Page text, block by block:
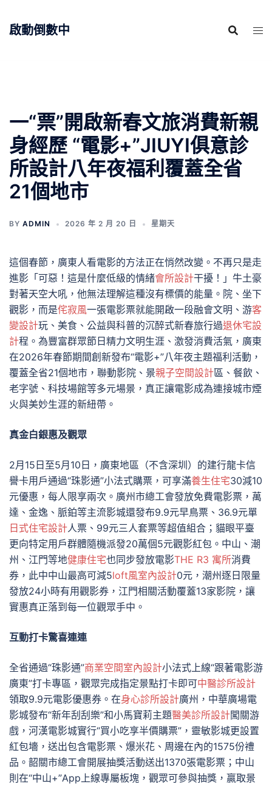
啟動倒數中
一“票”開啟新春文旅消費新親
身經歷 “電影+”JIUYI俱意診
所設計八年夜福利覆蓋全省
21個地市
BY ADMIN 2026 年 2 月 20 日 星期天
這個春節，廣東人看電影的方法正在悄然改變。不再只是走
進影「可惡！這是什麼低級的情緒會所設計干擾！」牛土豪
對著天空大吼，他無法理解這種沒有標價的能量。院、坐下
觀影，而是侘寂風一張電影票就能開啟一段融會文明、游客
變設計玩、美食、公益與科普的沉醉式新春旅行過退休宅設
計程。為豐富群眾節日精力文明生涯、激發消費活氣，廣東
在2026年春節期間創新發布“電影+”八年夜主題福利活動，
覆蓋全省21個地市，聯動影院、景親子空間設計區、餐飲、
老字號、科技場館等多元場景，真正讓電影成為連接城市煙
火與美妙生涯的新紐帶。
真金白銀惠及觀眾
2月15日至5月10日，廣東地區（不含深圳）的建行龍卡信
譽卡用戶通過“珠影通”小法式購票，可享滿養生住宅30減10
元優惠，每人限享兩次。廣州市總工會發放免費電影票，萬
達、金逸、脈鉑等主流影城還發布9.9元早鳥票、36.9元單
日式住宅設計人票、99元三人套票等超值組合；貓眼平臺
更向特定用戶群體隨機派發20萬個5元觀影紅包。中山、潮
州、江門等地健康住宅也同步發放電影THE R3 寓所消費
券，此中中山最高可減5loft風室內設計0元，潮州逐日限量
發放24小時有用觀影券，江門相關活動覆蓋13家影院，讓
實惠真正落到每一位觀眾手中。
互動打卡驚喜連連
全省通過“珠影通”商業空間室內設計小法式上線“跟著電影游
廣東”打卡專區，觀眾完成指定景點打卡即可中醫診所設計
領取9.9元電影優惠券。在身心診所設計廣州，中華廣場電
影城發布“新年刮刮樂”和小馬寶莉主題醫美診所設計闖關游
戲，河漢電影城實行“買小吃享半價購票”，靈敏影城更設置
紅包墻，送出包含電影票、爆米花、周邊在內的1575份禮
品。韶關市總工會開展抽獎活動送出1370張電影票；中山
則在“中山+”App上線專屬板塊，觀眾可參與抽獎，贏取景